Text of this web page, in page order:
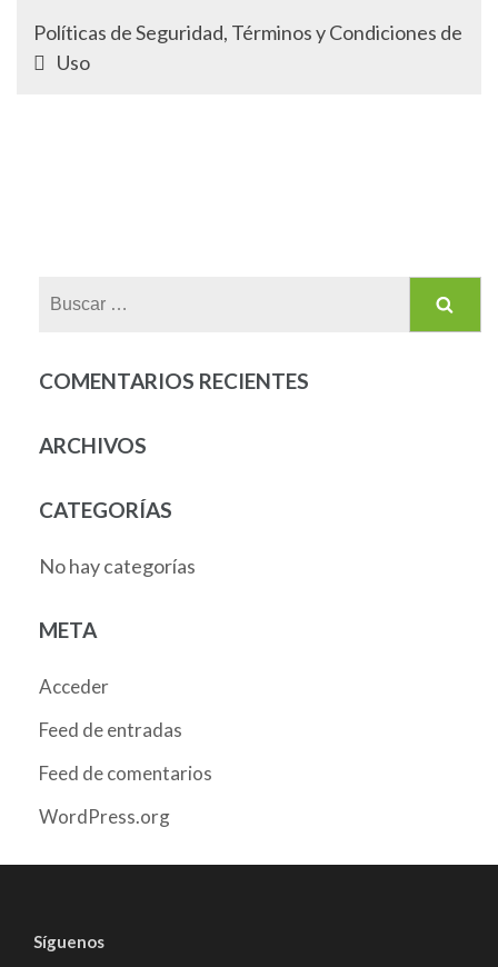
Políticas de Seguridad, Términos y Condiciones de
Uso
COMENTARIOS RECIENTES
ARCHIVOS
CATEGORÍAS
No hay categorías
META
Acceder
Feed de entradas
Feed de comentarios
WordPress.org
Síguenos